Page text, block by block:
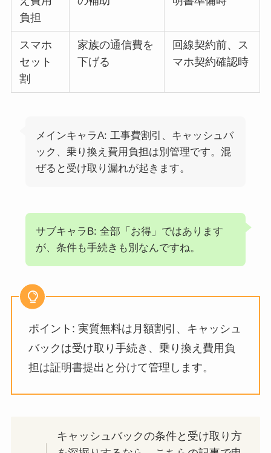
負担
スマホ
セット
割
家族の通信費を
下げる
回線契約前、ス
マホ契約確認時
メインキャラA: 工事費割引、キャッシュバ
ック、乗り換え費用負担は別管理です。混
ぜると受け取り漏れが起きます。
サブキャラB: 全部「お得」ではあります
が、条件も手続きも別なんですね。
ポイント: 実質無料は月額割引、キャッシュ
バックは受け取り手続き、乗り換え費用負
担は証明書提出と分けて管理します。
キャッシュバックの条件と受け取り方